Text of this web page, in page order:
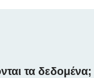
τα δεδομένα;